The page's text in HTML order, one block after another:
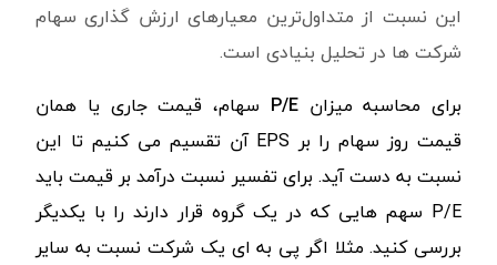
این نسبت از متداول‌ترین معیارهای ارزش گذاری سهام
شرکت ها در تحلیل بنیادی است.
برای محاسبه میزانP/E ‌ سهام، قیمت جاری یا همان
قیمت روز سهام را بر EPS آن تقسیم می کنیم تا این
نسبت به دست آید. برای تفسیر نسبت درآمد بر قیمت باید
P/E ‌ سهم هایی که در یک گروه قرار دارند را با یکدیگر
بررسی کنید. مثلا اگر پی به ای یک شرکت نسبت به سایر